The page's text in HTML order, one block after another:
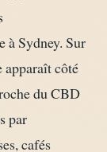
à Sydney. Sur
apparaît côté
du CBD
par
cafés